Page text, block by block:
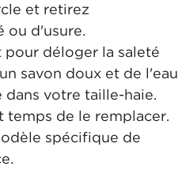
et retirez
ou d'usure.
déloger la saleté
savon doux et de l'eau
votre taille-haie.
temps de le remplacer.
spécifique de